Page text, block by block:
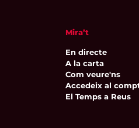
Mira’t
En directe
A la carta
Com veure'ns
Accedeix al
El Temps a Reus